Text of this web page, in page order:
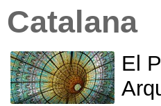
Catalana
El